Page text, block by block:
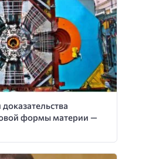
формы материи —